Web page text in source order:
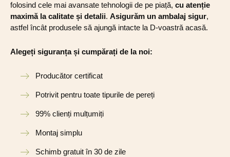
folosind cele mai avansate tehnologii de pe piață, cu atenție
maximă la calitate și detalii. Asigurăm un ambalaj sigur,
astfel încât produsele să ajungă intacte la D-voastră acasă.
Alegeți siguranța și cumpărați de la noi:
Producător certificat
Potrivit pentru toate tipurile de pereți
99% clienți mulțumiți
Montaj simplu
Schimb gratuit în 30 de zile